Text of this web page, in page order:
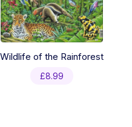
Wildlife of the Rainforest
£8.99